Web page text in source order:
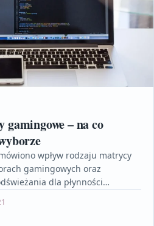
gamingowe – na co
wpływ rodzaju matrycy
gamingowych oraz
dla płynności